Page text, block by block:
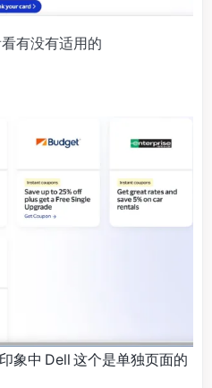
有没有适用的
象中 Dell 这个是单独页面的